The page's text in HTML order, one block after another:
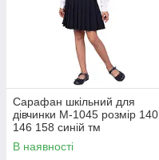
Сарафан шкільний для
дівчинки М-1045 розмір 140
146 158 синій тм
"Попелюшка"
В наявності